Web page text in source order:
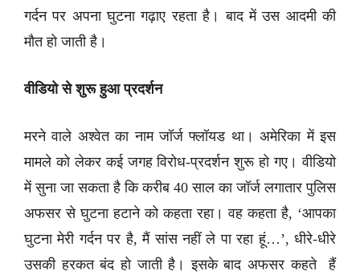
गर्दन पर अपना घुटना गढ़ाए रहता है। बाद में उस आदमी की
मौत हो जाती है।
वीडियो से शुरू हुआ प्रदर्शन
मरने वाले अश्वेत का नाम जॉर्ज फ्लॉयड था। अमेरिका में इस
मामले को लेकर कई जगह विरोध-प्रदर्शन शुरू हो गए। वीडियो
में सुना जा सकता है कि करीब 40 साल का जॉर्ज लगातार पुलिस
अफसर से घुटना हटाने को कहता रहा। वह कहता है, ‘आपका
घुटना मेरी गर्दन पर है, मैं सांस नहीं ले पा रहा हूं…’, धीरे-धीरे
उसकी हरकत बंद हो जाती है। इसके बाद अफसर कहते हैं